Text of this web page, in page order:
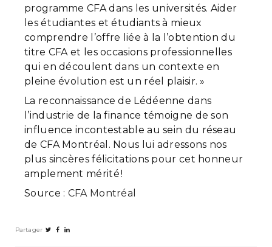
programme CFA dans les universités. Aider
les étudiantes et étudiants à mieux
comprendre l’offre liée à la l’obtention du
titre CFA et les occasions professionnelles
qui en découlent dans un contexte en
pleine évolution est un réel plaisir. »
La reconnaissance de Lédéenne dans
l’industrie de la finance témoigne de son
influence incontestable au sein du réseau
de CFA Montréal. Nous lui adressons nos
plus sincères félicitations pour cet honneur
amplement mérité !
Source : CFA Montréal
Partager